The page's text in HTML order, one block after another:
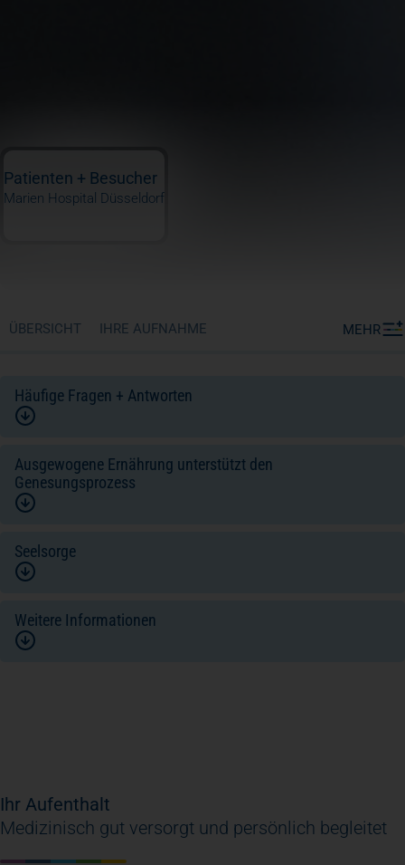
Patienten + Besucher
Marien Hospital Düsseldorf
ÜBERSICHT IHRE AUFNAHME MEHR
Häufige Fragen + Antworten
Ausgewogene Ernährung unterstützt den
Genesungsprozess
Seelsorge
Weitere Informationen
Ihr Aufenthalt
Medizinisch gut versorgt und persönlich begleitet